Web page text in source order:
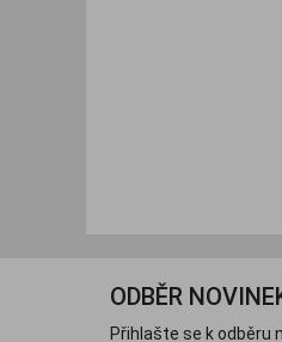
ODBĚR
Přihlašte se k odběru